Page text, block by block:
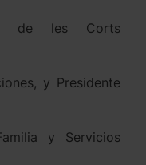
de les Corts
y Presidente
y Servicios